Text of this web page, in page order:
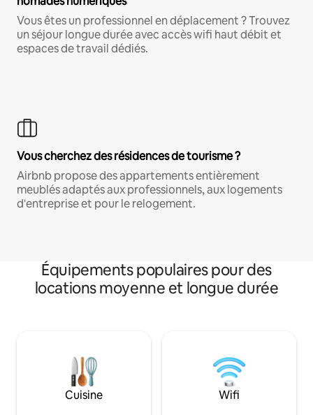
Vous êtes un professionnel en déplacement ? Trouvez
un séjour longue durée avec accès wifi haut débit et
espaces de travail dédiés.
Vous cherchez des résidences de tourisme ?
Airbnb propose des appartements entièrement
meublés adaptés aux professionnels, aux logements
d'entreprise et pour le relogement.
Équipements populaires pour des
locations moyenne et longue durée
Cuisine Wifi